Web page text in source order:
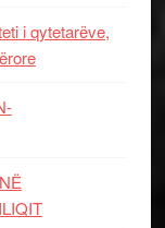
i qytetarëve,